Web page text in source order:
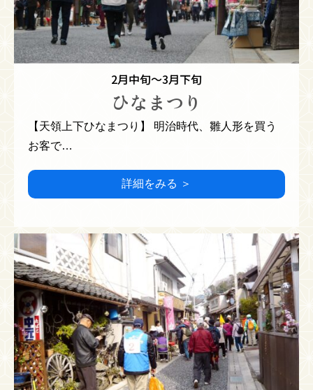
2月中旬～3月下旬
ひなまつり
【天領上下ひなまつり】 明治時代、雛人形を買う
お客で…
詳細をみる ＞